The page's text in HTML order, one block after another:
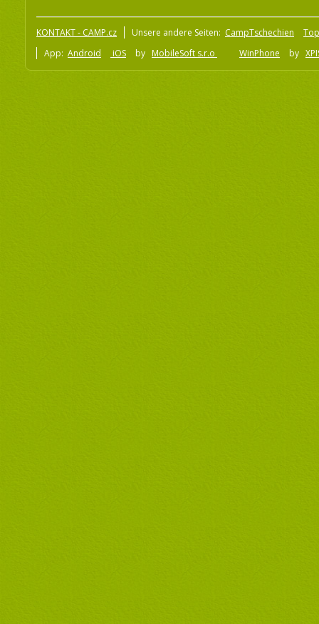
KONTAKT - CAMP.cz Unsere andere Seiten: CampTschechien
App: Android iOS by MobileSoft s.r.o WinPhone by